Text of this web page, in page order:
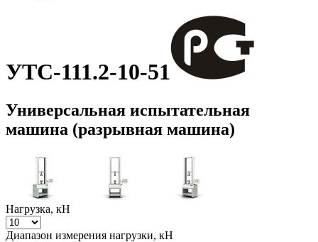
УТС-111.2-10-51
Универсальная испытательная
машина (разрывная машина)
Нагрузка, кН
Диапазон измерения нагрузки, кН